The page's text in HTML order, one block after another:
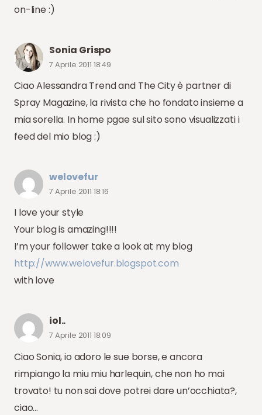
on-line :)
Sonia Grispo
7 Aprile 2011 18:49
Ciao Alessandra Trend and The City è partner di
Spray Magazine, la rivista che ho fondato insieme a
mia sorella. In home pgae sul sito sono visualizzati i
feed del mio blog :)
welovefur
7 Aprile 2011 18:16
I love your style
Your blog is amazing!!!!
I’m your follower take a look at my blog
http://www.welovefur.blogspot.com
with love
iol..
7 Aprile 2011 18:09
Ciao Sonia, io adoro le sue borse, e ancora
rimpiango la miu miu harlequin, che non ho mai
trovato! tu non sai dove potrei dare un’occhiata?,
ciao…